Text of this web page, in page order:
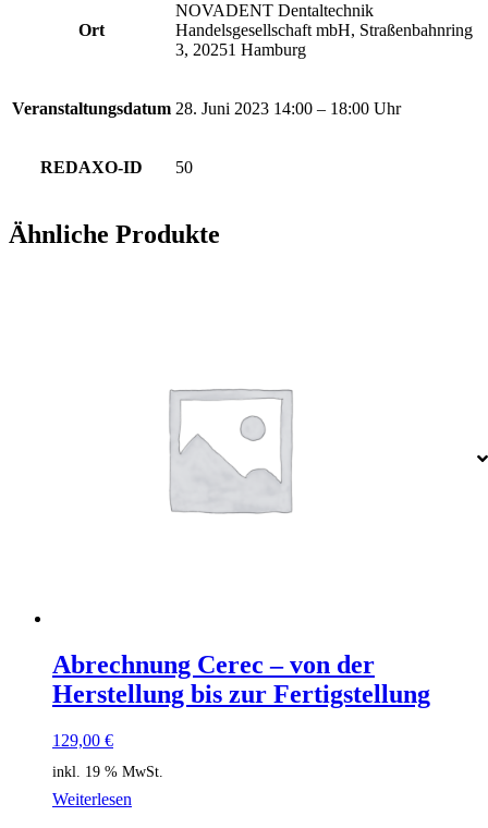
Ort
NOVADENT Dentaltechnik
Handelsgesellschaft mbH, Straßenbahnring
3, 20251 Hamburg
Veranstaltungsdatum 28. Juni 2023 14:00 – 18:00 Uhr
REDAXO-ID 50
Ähnliche Produkte
Abrechnung Cerec – von der
Herstellung bis zur Fertigstellung
129,00 €
inkl. 19 % MwSt.
Weiterlesen